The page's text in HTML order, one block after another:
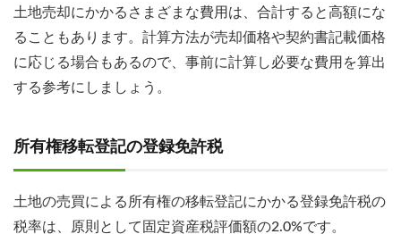
土地売却にかかるさまざまな費用は、合計すると高額にな
ることもあります。計算方法が売却価格や契約書記載価格
に応じる場合もあるので、事前に計算し必要な費用を算出
する参考にしましょう。
所有権移転登記の登録免許税
土地の売買による所有権の移転登記にかかる登録免許税の
税率は、原則として固定資産税評価額の2.0%です。